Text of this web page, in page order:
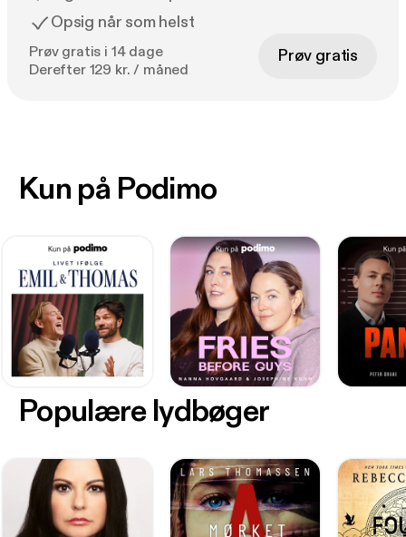
Opsig når som helst
Prøv gratis i 14 dage
Derefter 129 kr. / måned
Prøv gratis
Kun på Podimo
Populære lydbøger